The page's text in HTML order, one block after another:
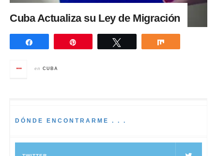
Cuba Actualiza su Ley de Migración
Compartir
en CUBA
DÓNDE ENCONTRARME . . .